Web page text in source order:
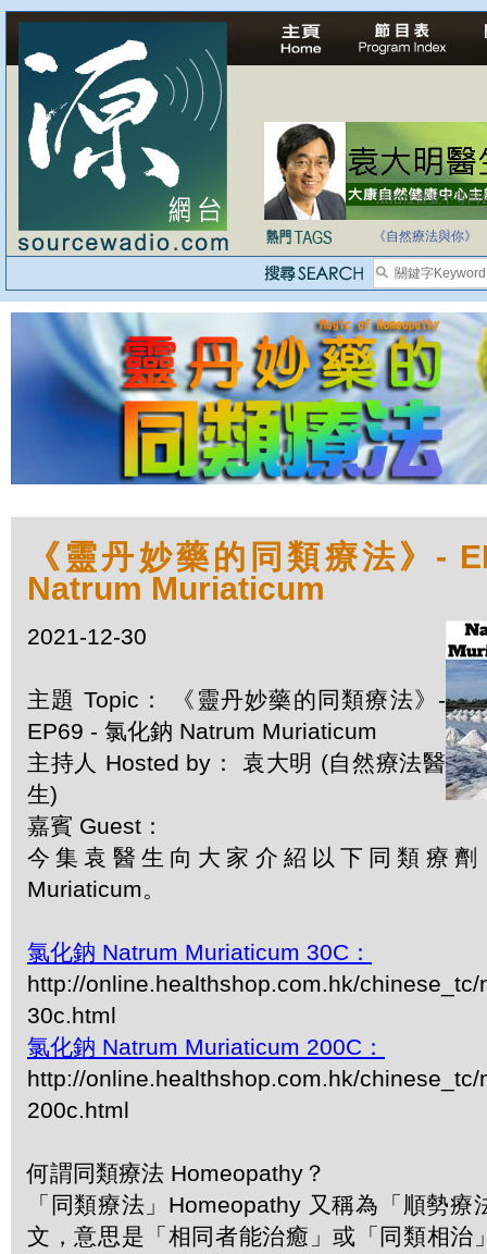
法治社會並不等同
自家教育合法化-
《自然療法與你》
《靈丹妙藥的同類療法》-
Natrum Muriaticum
2021-12-30
主題 Topic： 《靈丹妙藥的同類療法》-
EP69 - 氯化鈉 Natrum Muriaticum
主持人 Hosted by： 袁大明 (自然療法醫
生)
嘉賓 Guest：
今集袁醫生向大家介紹以下同類療劑
Muriaticum。
氯化鈉 Natrum Muriaticum 30C：
http://online.healthshop.com.hk/
30c.html
氯化鈉 Natrum Muriaticum 200C：
http://online.healthshop.com.hk/
200c.html
何謂同類療法 Homeopathy？
「同類療法」Homeopathy 又稱為「順勢療
文，意思是「相同者能治癒」或「同類相治